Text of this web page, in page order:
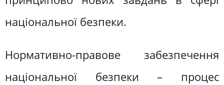
національної безпеки.
Нормативно-правове забезпечення
національної безпеки – процес